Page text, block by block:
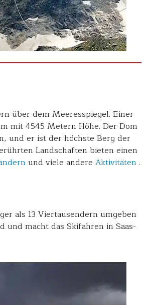
über dem Meeresspiegel. Einer
mit 4545 Metern Höhe. Der Dom
und er ist der höchste Berg der
Landschaften bieten einen
und viele andere Aktivitäten .
als 13 Viertausendern umgeben
und macht das Skifahren in Saas-